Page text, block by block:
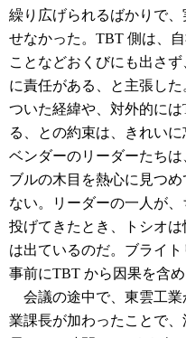
繰り広げられるばかりで
せなかった。TBT 側は、
ことなどおくびにも出さ
に責任がある、と主張し
ついた経緯や、対外的に
る、との約束は、きれい
ベンダーのリーダーたち
ブルの木目を熱心に見つ
ない。リーダーの一人が
投げてきたとき、トシオ
は出ているのだ。ブライト
事前にTBT から因果を含
会議の途中で、東雲工業
業課長が加わったことで